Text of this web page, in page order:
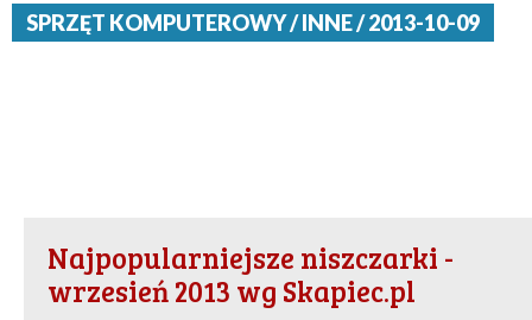
SPRZĘT KOMPUTEROWY / INNE / 2013-10-09
Najpopularniejsze niszczarki -
wrzesień 2013 wg Skapiec.pl